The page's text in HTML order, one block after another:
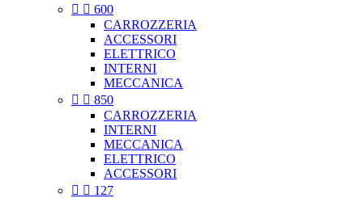
  600
CARROZZERIA
ACCESSORI
ELETTRICO
INTERNI
MECCANICA
  850
CARROZZERIA
INTERNI
MECCANICA
ELETTRICO
ACCESSORI
  127